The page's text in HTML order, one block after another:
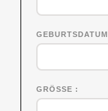
GEBURTSDATUM
GRÖSSE